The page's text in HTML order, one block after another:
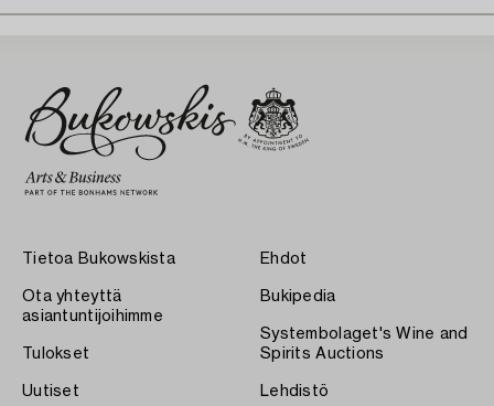
Tietoa Bukowskista
Ota yhteyttä
asiantuntijoihimme
Tulokset
Uutiset
Ehdot
Bukipedia
Systembolaget's Wine and
Spirits Auctions
Lehdistö